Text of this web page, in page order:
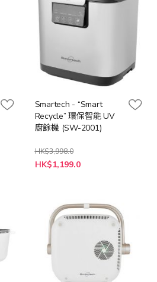
Smartech - “Smart
Recycle” 環保智能 UV
廚餘機 (SW-2001)
HK$3,998.0
特
殊
HK$1,199.0